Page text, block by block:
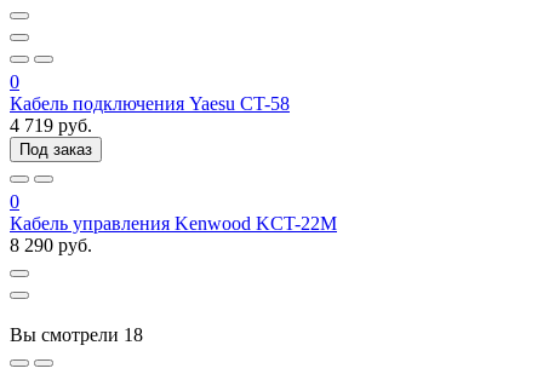
0
Кабель подключения Yaesu CT-58
4 719 руб.
Под заказ
0
Кабель управления Kenwood KCT-22M
8 290 руб.
Вы смотрели 18